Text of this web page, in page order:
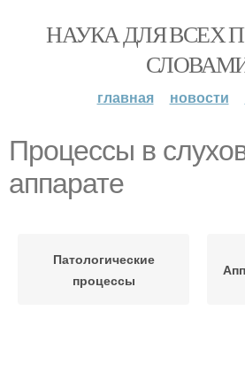
НАУКА ДЛЯ ВСЕХ
главная новости
Процессы в
аппарате
Патологические
процессы